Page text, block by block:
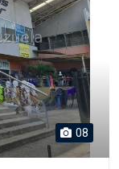
08